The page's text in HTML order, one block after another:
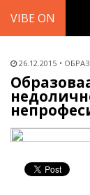
VIBE ON
26.12.2015